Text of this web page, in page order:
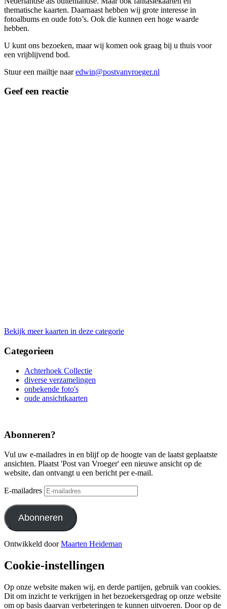
thematische kaarten. Daarnaast hebben wij grote interesse in
fotoalbums en oude foto’s. Ook die kunnen een hoge waarde
hebben.
U kunt ons bezoeken, maar wij komen ook graag bij u thuis voor
een vrijblijvend bod.
Stuur een mailtje naaredwin@postvanvroeger.nl
Geef een reactie
Bekijk meer kaarten in deze categorie
Categorieen
Achterhoek Collectie
diverse verzamelingen
onbekende foto's
oude ansichtkaarten
Abonneren?
Vul uw e-mailadres in en blijf op de hoogte van de laatst geplaatste
ansichten. Plaatst 'Post van Vroeger' een nieuwe ansicht op de
website, dan ontvangt u een bericht per e-mail.
E-mailadres
Abonneren
Ontwikkeld doorMaarten Heideman
Cookie-instellingen
Op onze website maken wij, en derde partijen, gebruik van cookies.
Dit om inzicht te verkrijgen in het bezoekersgedrag op onze website
om op basis daarvan verbeteringen te kunnen uitvoeren. Door op de